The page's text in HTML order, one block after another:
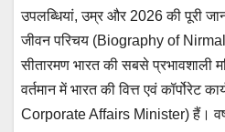
उपलब्धियां, उम्र और 2026 की पूरी
जीवन परिचय (Biography of
सीतारमण भारत की सबसे प्रभावशाली
वर्तमान में भारत की वित्त एवं कॉर्पोरेट
Corporate Affairs Minister) हैं।